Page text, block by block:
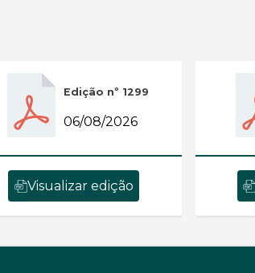
Edição nº 1299
06/08/2026
Visualizar edição